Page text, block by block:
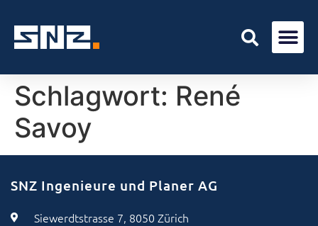
Schlagwort: René
Savoy
SNZ Ingenieure und Planer AG
Siewerdtstrasse 7, 8050 Zürich